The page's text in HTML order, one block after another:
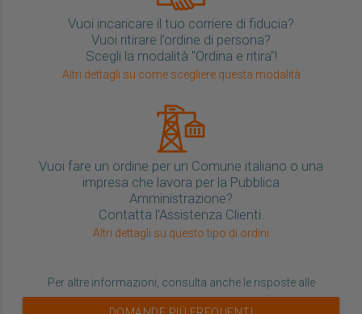
Vuoi incaricare il tuo corriere di fiducia?
Vuoi ritirare l’ordine di persona?
Scegli la modalità "Ordina e ritira"!
Altri dettagli su come scegliere questa modalità
Vuoi fare un ordine per un Comune italiano o una
impresa che lavora per la Pubblica
Amministrazione?
Contatta l'Assistenza Clienti.
Altri dettagli su questo tipo di ordini
Per altre informazioni, consulta anche le risposte alle